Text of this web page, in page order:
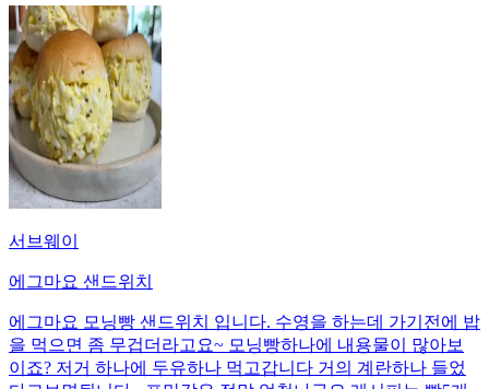
서브웨이
에그마요 샌드위치
에그마요 모닝빵 샌드위치 입니다. 수영을 하는데 가기전에 밥
을 먹으면 좀 무겁더라고요~ 모닝빵하나에 내용물이 많아보
이죠? 저거 하나에 두유하나 먹고갑니다 거의 계란하나 들었